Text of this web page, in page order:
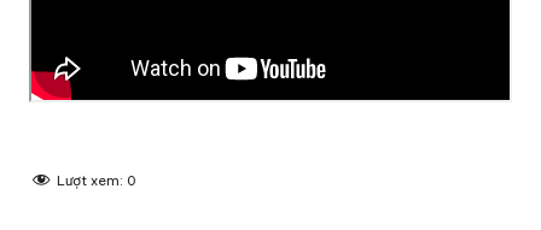
Lượt xem: 0